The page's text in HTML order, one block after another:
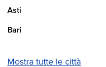
Asti
Bari
Mostra tutte le città